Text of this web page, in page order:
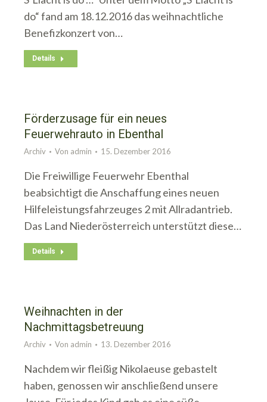
do“ fand am 18.12.2016 das weihnachtliche
Benefizkonzert von…
Details
Förderzusage für ein neues
Feuerwehrauto in Ebenthal
Archiv Von admin 15. Dezember 2016
Die Freiwillige Feuerwehr Ebenthal
beabsichtigt die Anschaffung eines neuen
Hilfeleistungsfahrzeuges 2 mit Allradantrieb.
Das Land Niederösterreich unterstützt diese…
Details
Weihnachten in der
Nachmittagsbetreuung
Archiv Von admin 13. Dezember 2016
Nachdem wir fleißig Nikolaeuse gebastelt
haben, genossen wir anschließend unsere